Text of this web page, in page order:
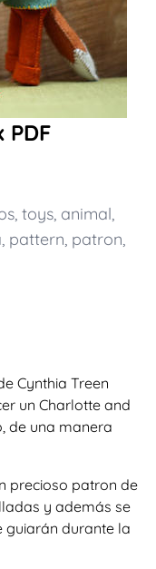
, toys, animal,
, pattern, patron,
Cynthia Treen
un Charlotte and
de una manera
precioso patron de
y además se
guiarán durante la